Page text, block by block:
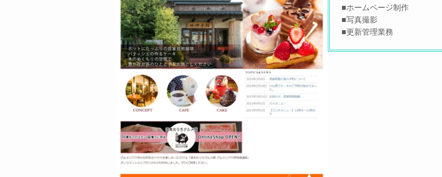
■ホームページ制作
■写真撮影
■更新管理業務